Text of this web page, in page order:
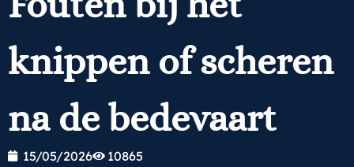
knippen of scheren
na de bedevaart
15/05/2026 10865